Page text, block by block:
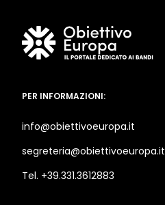
PER INFORMAZIONI:
info@obiettivoeuropa.it
segreteria@obiettivoeuropa.it
Tel. +39.331.3612883